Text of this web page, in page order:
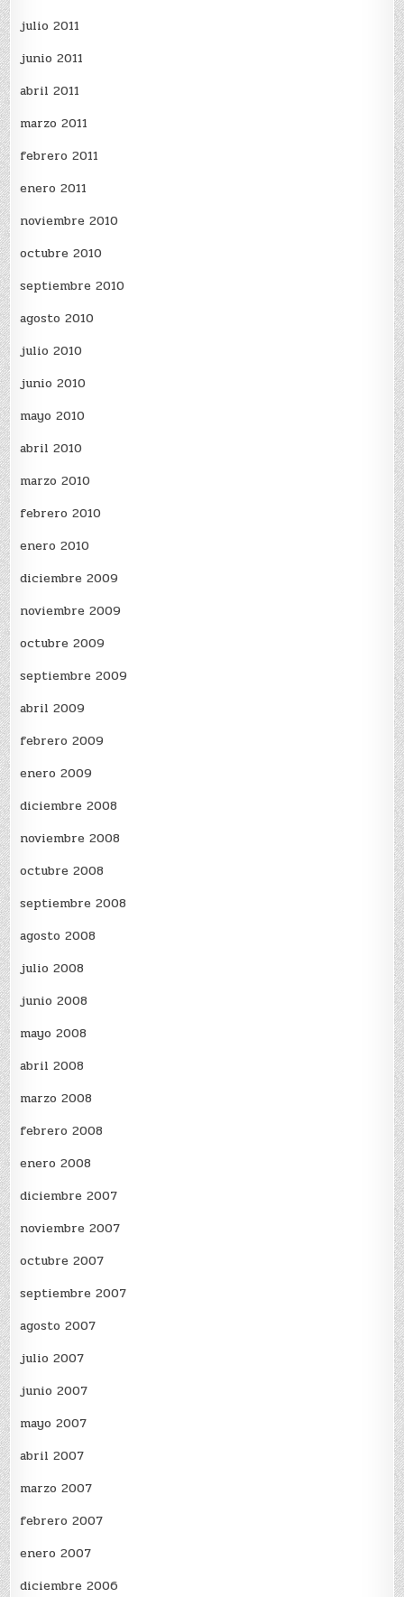
julio 2011
junio 2011
abril 2011
marzo 2011
febrero 2011
enero 2011
noviembre 2010
octubre 2010
septiembre 2010
agosto 2010
julio 2010
junio 2010
mayo 2010
abril 2010
marzo 2010
febrero 2010
enero 2010
diciembre 2009
noviembre 2009
octubre 2009
septiembre 2009
abril 2009
febrero 2009
enero 2009
diciembre 2008
noviembre 2008
octubre 2008
septiembre 2008
agosto 2008
julio 2008
junio 2008
mayo 2008
abril 2008
marzo 2008
febrero 2008
enero 2008
diciembre 2007
noviembre 2007
octubre 2007
septiembre 2007
agosto 2007
julio 2007
junio 2007
mayo 2007
abril 2007
marzo 2007
febrero 2007
enero 2007
diciembre 2006